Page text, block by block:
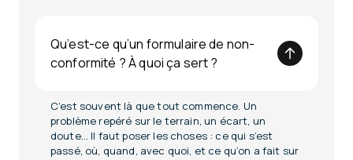
Qu’est-ce qu’un formulaire de non-
conformité ? À quoi ça sert ?
C’est souvent là que tout commence. Un
problème repéré sur le terrain, un écart, un
doute… Il faut poser les choses : ce qui s’est
passé, où, quand, avec quoi, et ce qu’on a fait sur